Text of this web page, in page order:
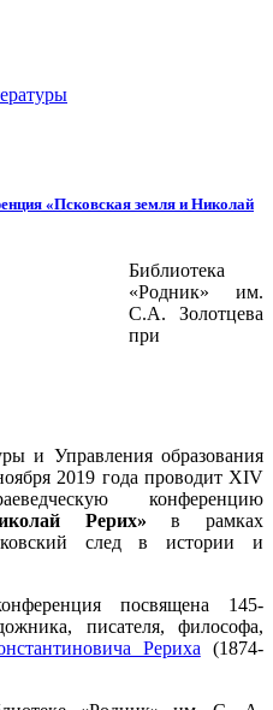
«Псковская земля и Николай
Библиотека
«Родник» им.
С.А. Золотцева
при
и Управления образования
2019 года проводит ХIV
конференцию
Рерих» в рамках
след в истории и
посвящена 145-
писателя, философа,
Рериха (1874-